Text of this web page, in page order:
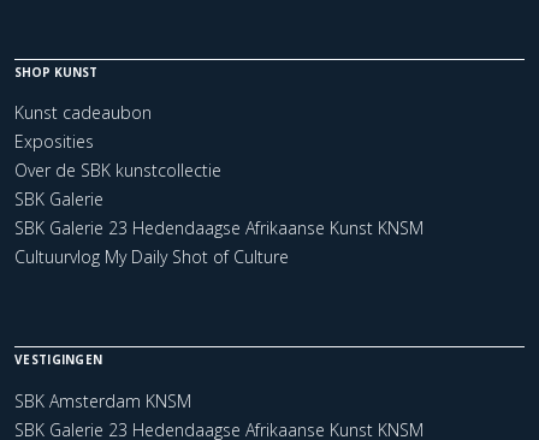
SHOP KUNST
Kunst cadeaubon
Exposities
Over de SBK kunstcollectie
SBK Galerie
SBK Galerie 23 Hedendaagse Afrikaanse Kunst KNSM
Cultuurvlog My Daily Shot of Culture
VESTIGINGEN
SBK Amsterdam KNSM
SBK Galerie 23 Hedendaagse Afrikaanse Kunst KNSM